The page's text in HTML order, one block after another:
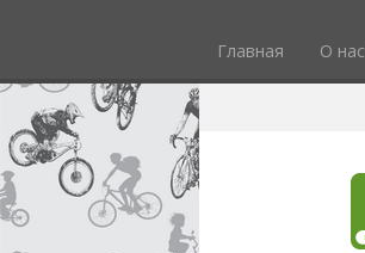
Главная О нас